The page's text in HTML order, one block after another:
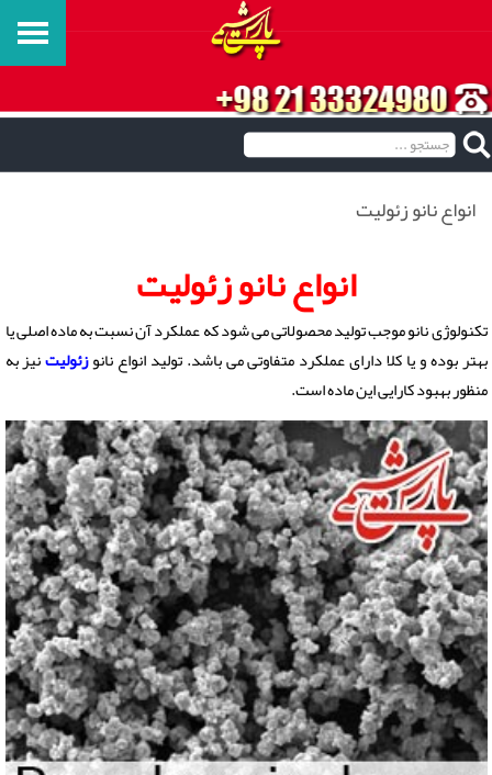
انواع نانو زئولیت
انواع نانو زئولیت
تکنولوژی نانو موجب تولید محصولاتی می شود که عملکرد آن نسبت به ماده اصلی یا
بهتر بوده و یا کلا دارای عملکرد متفاوتی می باشد. تولید انواع نانوزئولیتنیز به
منظور بهبود کارایی این ماده است.